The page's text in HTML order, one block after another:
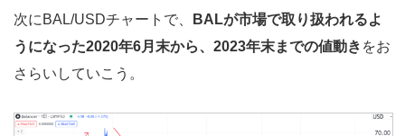
次にBAL/USDチャートで、
BALが市場で取り扱われるよ
うになった2020年6月末から、2023年末までの値動き をお
さらいしていこう。